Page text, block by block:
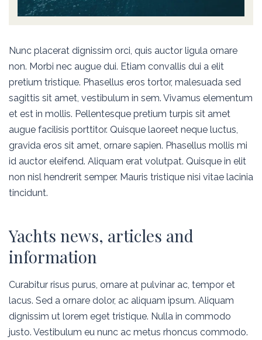
Nunc placerat dignissim orci, quis auctor ligula ornare
non. Morbi nec augue dui. Etiam convallis dui a elit
pretium tristique. Phasellus eros tortor, malesuada sed
sagittis sit amet, vestibulum in sem. Vivamus elementum
et est in mollis. Pellentesque pretium turpis sit amet
augue facilisis porttitor. Quisque laoreet neque luctus,
gravida eros sit amet, ornare sapien. Phasellus mollis mi
id auctor eleifend. Aliquam erat volutpat. Quisque in elit
non nisl hendrerit semper. Mauris tristique nisi vitae lacinia
tincidunt.
Yachts news, articles and
information
Curabitur risus purus, ornare at pulvinar ac, tempor et
lacus. Sed a ornare dolor, ac aliquam ipsum. Aliquam
dignissim ut lorem eget tristique. Nulla in commodo
justo. Vestibulum eu nunc ac metus rhoncus commodo.